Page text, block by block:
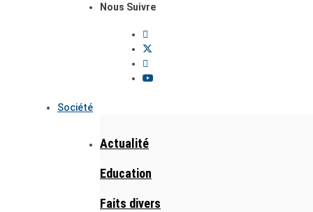
Nous Suivre
Société
Actualité
Education
Faits divers